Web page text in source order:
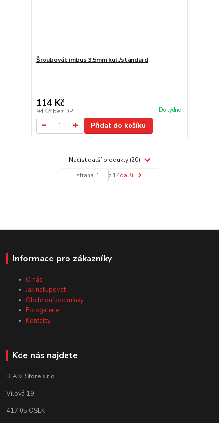
Šroubovák imbus 3.5mm kul./standard
114 Kč
94 Kč bez DPH Do týdne
Přidat do košíku
Načíst další produkty (20)
strana z 14další
Informace pro zákazníky
O nás
Jak nakupovat
Obchodní podmínky
Fotogalerie
Kontakty
Kde nás najdete
R.A.V. Store s.r.o.
Vilová 19
417 05 OSEK